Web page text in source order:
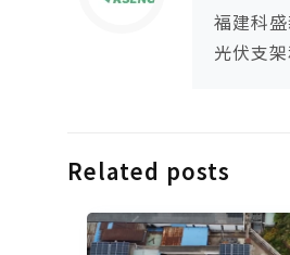
福建科
光伏支
Related posts